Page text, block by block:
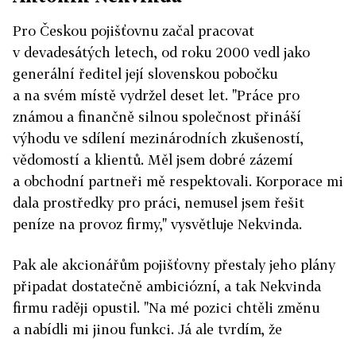
Pro Českou pojišťovnu začal pracovat
v devadesátých letech, od roku 2000 vedl jako
generální ředitel její slovenskou pobočku
a na svém místě vydržel deset let. "Práce pro
známou a finančně silnou společnost přináší
výhodu ve sdílení mezinárodních zkušeností,
vědomostí a klien­tů. Měl jsem dobré zázemí
a obchodní partneři mě respektovali. Korporace mi
dala prostředky pro práci, nemusel jsem řešit
peníze na provoz firmy," vysvětluje Nekvinda.
Pak ale akcionářům pojišťovny přestaly jeho plány
připadat dostatečně ambi­ciózní, a tak Nekvinda
firmu raději opustil. "Na mé pozici chtěli změnu
a nabídli mi jinou funkci. Já ale tvrdím, že